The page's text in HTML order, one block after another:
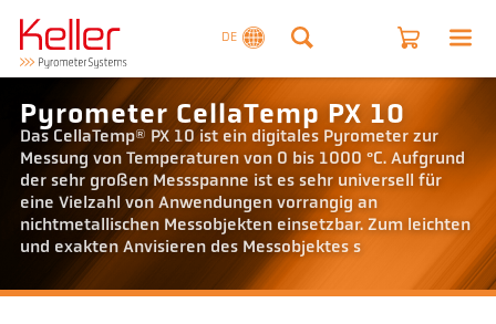
DE
Pyrometer CellaTemp PX 10
Das CellaTemp® PX 10 ist ein digitales Pyrometer zur
Messung von Temperaturen von 0 bis 1000 °C. Aufgrund
der sehr großen Messspanne ist es sehr universell für
eine Vielzahl von Anwendungen vorrangig an
nichtmetallischen Messobjekten einsetzbar. Zum leichten
und exakten Anvisieren des Messobjektes s